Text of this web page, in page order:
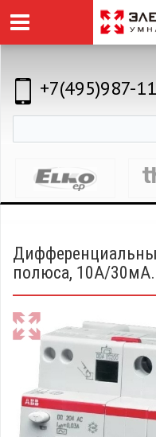
+7(495)987-
полюса, 10А/30мА.